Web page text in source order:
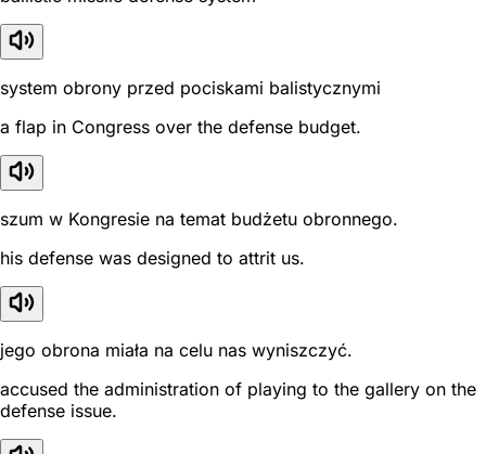
system obrony przed pociskami balistycznymi
a flap in Congress over the defense budget.
szum w Kongresie na temat budżetu obronnego.
his defense was designed to attrit us.
jego obrona miała na celu nas wyniszczyć.
accused the administration of playing to the gallery on the
defense issue.